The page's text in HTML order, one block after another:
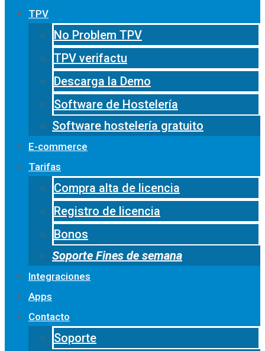
TPV
No Problem TPV
TPV verifactu
Descarga la Demo
Software de Hostelería
Software hostelería gratuito
E-commerce
Tarifas
Compra alta de licencia
Registro de licencia
Bonos
Soporte Fines de semana
Integraciones
Apps
Contacto
Soporte